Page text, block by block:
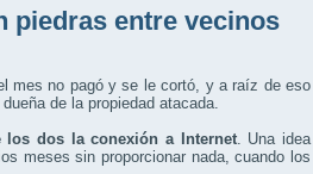
piedras entre vecinos
mes no pagó y se le cortó, y a raíz de eso
de la propiedad atacada.
los dos la conexión a Internet. Una idea
meses sin proporcionar nada, cuando los